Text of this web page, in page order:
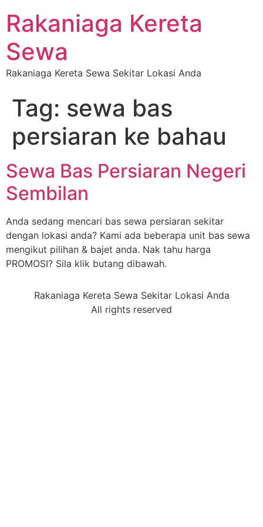
Rakaniaga Kereta
Sewa
Rakaniaga Kereta Sewa Sekitar Lokasi Anda
Tag: sewa bas
persiaran ke bahau
Sewa Bas Persiaran Negeri
Sembilan
Anda sedang mencari bas sewa persiaran sekitar
dengan lokasi anda? Kami ada beberapa unit bas sewa
mengikut pilihan & bajet anda. Nak tahu harga
PROMOSI? Sila klik butang dibawah.
Rakaniaga Kereta Sewa Sekitar Lokasi Anda
All rights reserved